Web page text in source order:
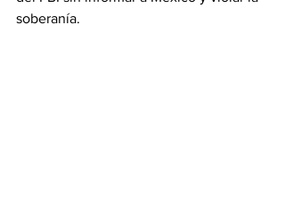
soberanía.